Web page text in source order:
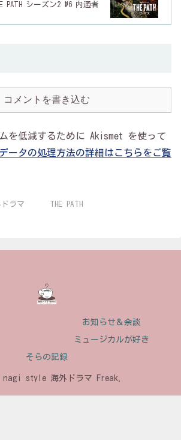
PATH シーズン2 #6 内通者
コメントを書き込む
を低減するために Akismet を使って
ータの処理方法の詳細はこちらをご覧
ラマ THE PATH
お知らせ＆余談
ミュージカルが好き
そらの記録
nagi style 海外ドラマ Freak.